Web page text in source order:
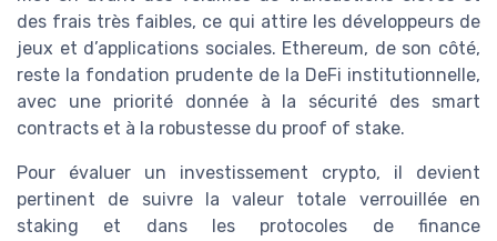
des frais très faibles, ce qui attire les développeurs de
jeux et d’applications sociales. Ethereum, de son côté,
reste la fondation prudente de la DeFi institutionnelle,
avec une priorité donnée à la sécurité des smart
contracts et à la robustesse du proof of stake.
Pour évaluer un investissement crypto, il devient
pertinent de suivre la valeur totale verrouillée en
staking et dans les protocoles de finance